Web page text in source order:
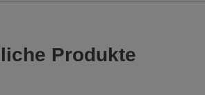
Produkte